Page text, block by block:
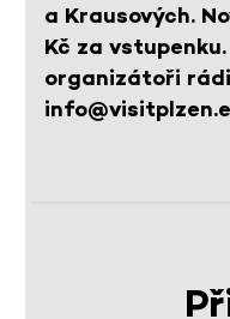
a Krausových.
Kč za
organizátoři